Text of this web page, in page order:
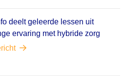
deelt geleerde lessen uit
ervaring met hybride zorg